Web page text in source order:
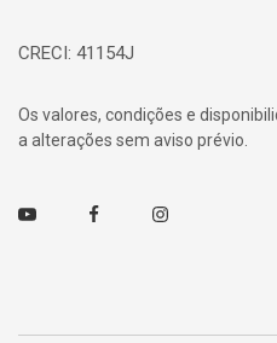
CRECI: 41154J
Os valores, condições e
a alterações sem aviso prévio.
Youtube FacebookInstagram